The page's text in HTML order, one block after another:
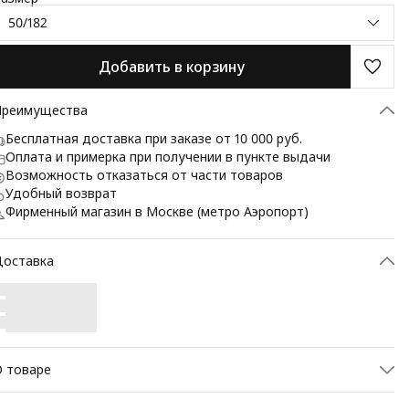
50/182
Добавить в корзину
Бесплатная доставка при заказе от 10 000 руб.
Оплата и примерка при получении в пункте выдачи
Возможность отказаться от части товаров
Удобный возврат
Фирменный магазин в Москве (метро Аэропорт)
товаре